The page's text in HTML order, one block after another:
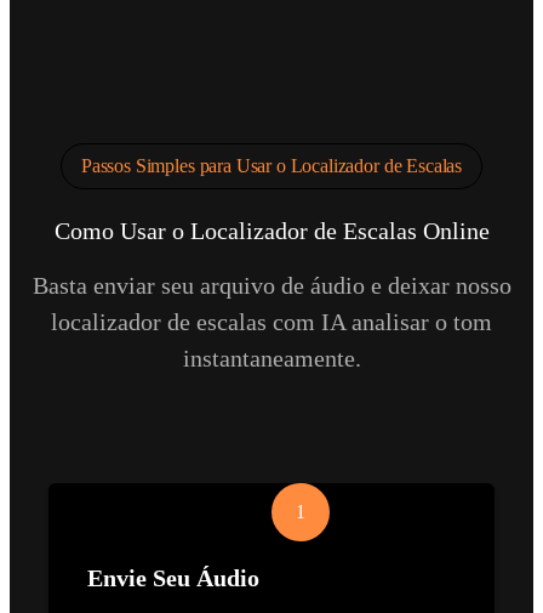
Passos Simples para Usar o Localizador de Escalas
Como Usar o Localizador de Escalas Online
Basta enviar seu arquivo de áudio e deixar nosso
localizador de escalas com IA analisar o tom
instantaneamente.
1
Envie Seu Áudio